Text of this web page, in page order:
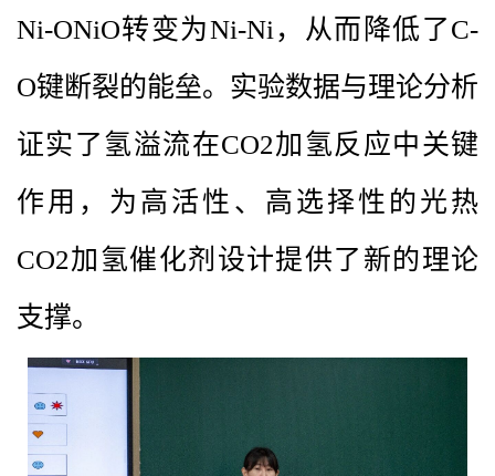
Ni-ONiO转变为Ni-Ni，从而降低了C-
O键断裂的能垒。实验数据与理论分析
证实了氢溢流在CO2加氢反应中关键
作用，为高活性、高选择性的光热
CO2加氢催化剂设计提供了新的理论
支撑。